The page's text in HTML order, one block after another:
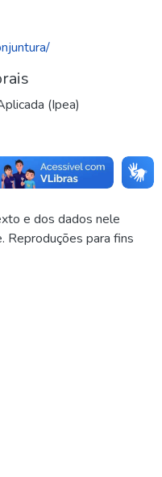
(Ipea)
e dos dados nele
Reproduções para fins